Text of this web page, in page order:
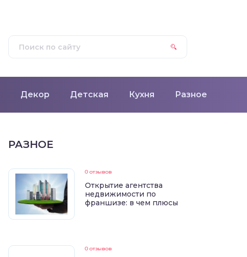
Декор Детская Кухня Разное
РАЗНОЕ
0 отзывов
Открытие агентства
недвижимости по
франшизе: в чем плюсы
0 отзывов